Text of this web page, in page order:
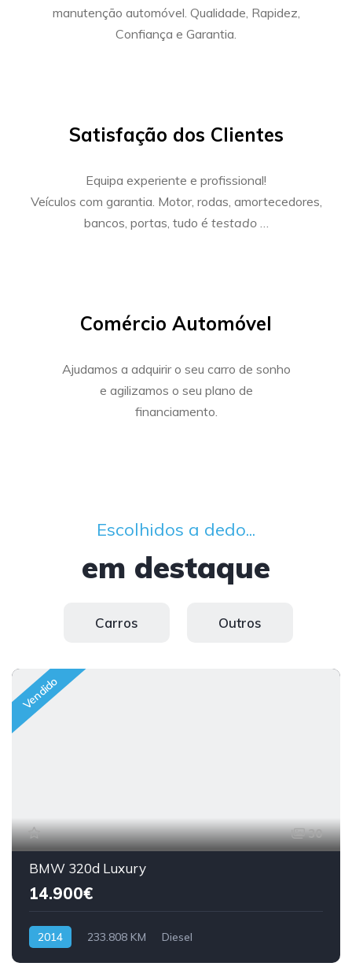
manutenção automóvel. Qualidade, Rapidez,
Confiança e Garantia.
Satisfação dos Clientes
Equipa experiente e profissional!
Veículos com garantia. Motor, rodas, amortecedores,
bancos, portas, tudo é testado…
Comércio Automóvel
Ajudamos a adquirir o seu carro de sonho
e agilizamos o seu plano de
financiamento.
Escolhidos a dedo...
em destaque
Carros Outros
Vendido
30
BMW 320d Luxury
14.900€
2014 233.808 KM Diesel